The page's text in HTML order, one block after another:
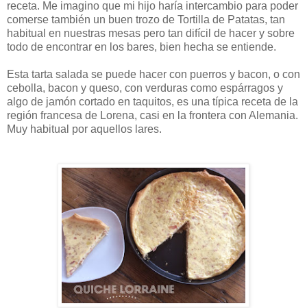
receta. Me imagino que mi hijo haría intercambio para poder
comerse también un buen trozo de Tortilla de Patatas, tan
habitual en nuestras mesas pero tan difícil de hacer y sobre
todo de encontrar en los bares, bien hecha se entiende.
Esta tarta salada se puede hacer con puerros y bacon, o con
cebolla, bacon y queso, con verduras como espárragos y
algo de jamón cortado en taquitos, es una típica receta de la
región francesa de Lorena, casi en la frontera con Alemania.
Muy habitual por aquellos lares.